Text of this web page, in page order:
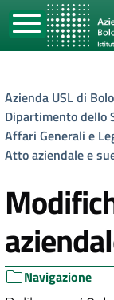
Azienda USL di
Dipartimento dello
Affari Generali e
Atto aziendale e
Navigazione